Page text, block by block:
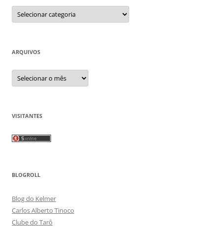
Categorias
ARQUIVOS
Arquivos
VISITANTES
BLOGROLL
Blog do Kelmer
Carlos Alberto Tinoco
Clube do Tarô